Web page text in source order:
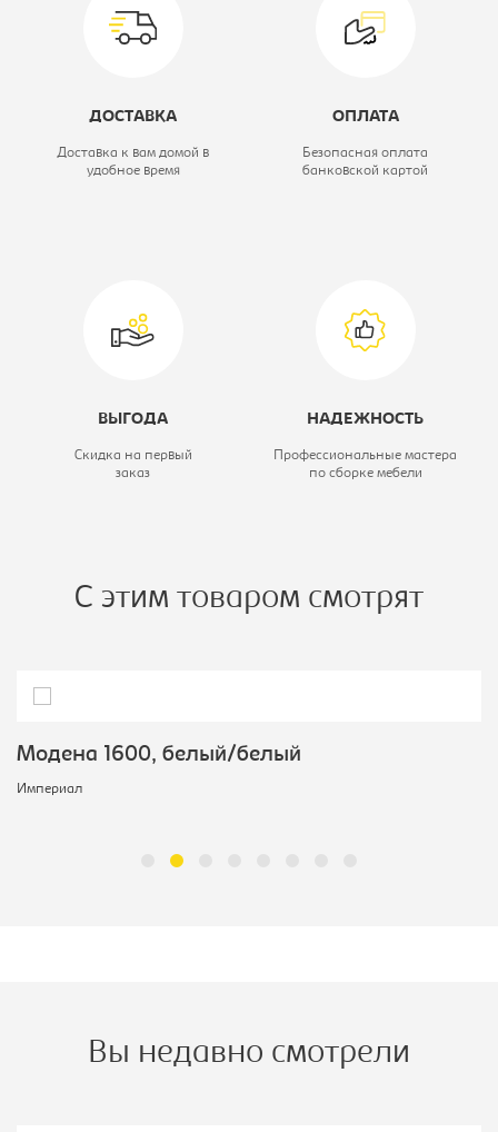
Серия кухни: Модена
ДОСТАВКА
Доставка к вам домой в
удобное время
ОПЛАТА
Безопасная оплата
банковской картой
ВЫГОДА
Скидка на первый
заказ
НАДЕЖНОСТЬ
Профессиональные мастера
по сборке мебели
С этим товаром смотрят
Модена 1600, белый/белый
Империал
Вы недавно смотрели